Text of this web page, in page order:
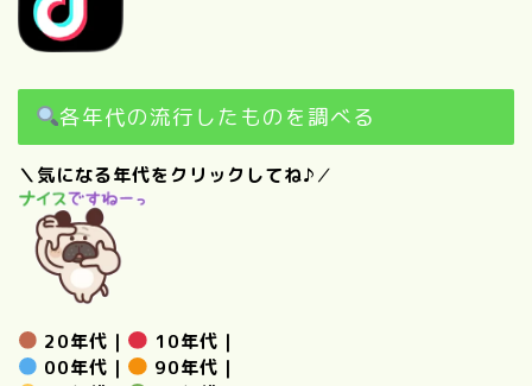
各年代の流行したものを調べる
＼気になる年代をクリックしてね♪／
20年代 ｜ 10年代 ｜
00年代 ｜ 90年代 ｜